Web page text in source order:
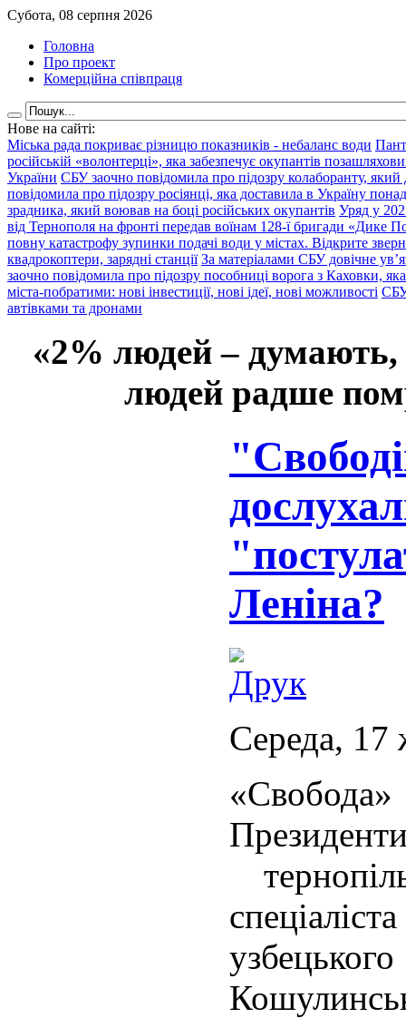
Субота, 08 серпня 2026
Головна
Про проект
Комерційна співпраця
Нове на сайті:
Міська рада покриває різницю показників - небаланс води
російській «волонтерці», яка забезпечує окупантів
України СБУ заочно повідомила про підозру колаборанту,
повідомила про підозру росіянці, яка доставила в Україну
зрадника, який воював на боці російських окупантів Уряд у
від Тернополя на фронті передав воїнам 128-ї бригади «Дике
повну катастрофу зупинки подачі води у містах. Відкрите
квадрокоптери, зарядні станції За матеріалами СБУ довічне
заочно повідомила про підозру пособниці ворога з Каховки,
міста-побратими: нові інвестиції, нові ідеї, нові можливості СБУ
автівками та дронами
«2% людей –
людей радше
Леніна?
Середа, 17